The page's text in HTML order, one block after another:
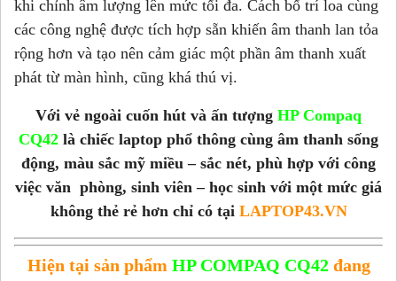
khi chỉnh âm lượng lên mức tối đa. Cách bố trí loa cùng
các công nghệ được tích hợp sẵn khiến âm thanh lan tỏa
rộng hơn và tạo nên cảm giác một phần âm thanh xuất
phát từ màn hình, cũng khá thú vị.
Với vẻ ngoài cuốn hút và ấn tượng HP Compaq
CQ42 là chiếc laptop phổ thông cùng âm thanh sống
động, màu sắc mỹ miều – sắc nét, phù hợp với công
việc văn phòng, sinh viên – học sinh với một mức giá
không thẻ rẻ hơn chỉ có tại LAPTOP43.VN
Hiện tại sản phẩm HP COMPAQ CQ42đang